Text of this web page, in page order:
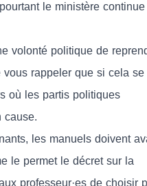
le ministère continue
volonté politique de
rappeler que si cela se
où les partis politiques
cause.
les manuels doivent
le permet le décret sur la
professeur·es de choisir